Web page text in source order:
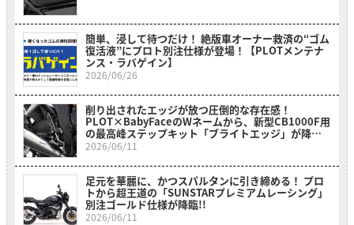
簡単、浸して待つだけ！ 絶版車オーナー救済の“ゴム
復活液”にプロト別注仕様が登場！【PLOTメンテナ
ンス・ラバゲイン】
2026/06/26
削り出されたエッジが放つ圧倒的な存在感！
PLOT×BabyFaceのWネームから、新型CB1000F用
の最高峰ステップキット「ブライトエッジ」が降
臨！
2026/06/11
足元を華麗に、かつスパルタンに引き締める！ プロ
トから超王道の「SUNSTARプレミアムレーシング」
別注ゴールド仕様が降臨!!
2026/06/11